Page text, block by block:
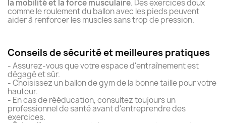
la mobilité et la force musculaire. Des exercices doux
comme le roulement du ballon avec les pieds peuvent
aider à renforcer les muscles sans trop de pression.
Conseils de sécurité et meilleures pratiques
- Assurez-vous que votre espace d'entraînement est
dégagé et sûr.
- Choisissez un ballon de gym de la bonne taille pour votre
hauteur.
- En cas de rééducation, consultez toujours un
professionnel de santé avant d'entreprendre des
exercices.